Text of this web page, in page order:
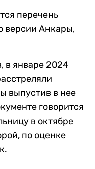
перечень
версии Анкары,
в январе 2024
выпустив в нее
говорится
в октябре
по оценке